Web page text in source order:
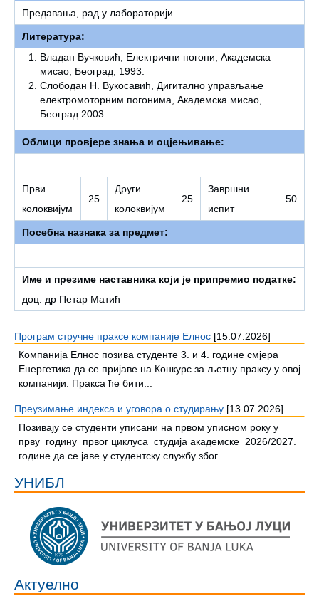
Предавања, рад у лабораторији.
Литература:
Владан Вучковић, Електрични погони, Академска
мисао, Београд, 1993.
Слободан Н. Вукосавић, Дигитално управљање
електромоторним погонима, Академска мисао,
Београд 2003.
Облици провјере знања и оцјењивање:
Први
колоквијум
25
Други
колоквијум
25
Завршни
испит
50
Посебна назнака за предмет:
Име и презиме наставника који је припремио податке:
доц. др Петар Матић
Програм стручне праксе компаније Елнос [15.07.2026]
Кoмпaниja Eлнoс пoзивa студeнтe 3. и 4. гoдинe смjeрa
Eнeргeтикa дa сe приjaвe нa Кoнкурс зa љeтну прaксу у oвoj
кoмпaниjи. Прaксa ћe бити...
Преузимање индекса и уговора о студирању [13.07.2026]
Позивају се студенти уписани на првом уписном року у
прву годину првог циклуса студија академске 2026/2027.
године да се јаве у студентску службу због...
УНИБЛ
Актуелно